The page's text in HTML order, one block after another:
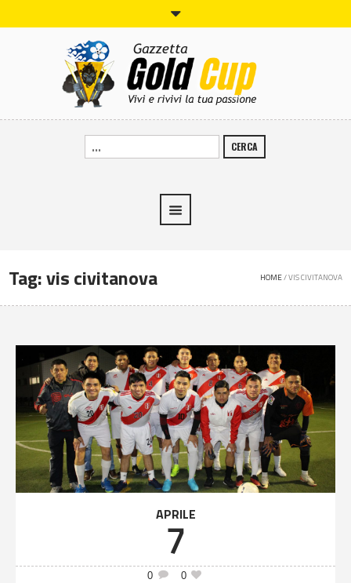
CERCA
Tag:vis civitanova HOME/VIS CIVITANOVA
APRILE
7
0 0